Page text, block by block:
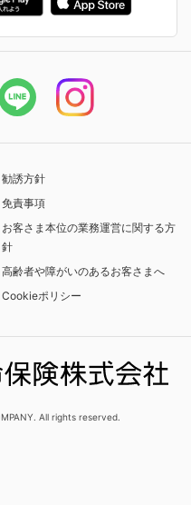
勧誘方針
免責事項
お客さま本位の業務運営に関する方
針
高齢者や障がいのあるお客さまへ
Cookieポリシー
All rights reserved.